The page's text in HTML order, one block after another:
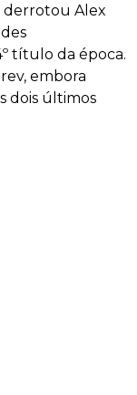
derrotou Alex
título da época.
embora
dois últimos